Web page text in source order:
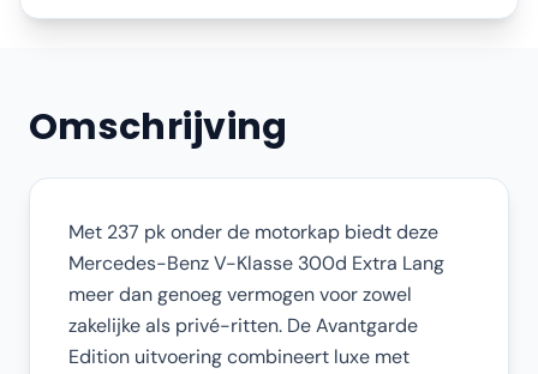
Omschrijving
Met 237 pk onder de motorkap biedt deze
Mercedes-Benz V-Klasse 300d Extra Lang
meer dan genoeg vermogen voor zowel
zakelijke als privé-ritten. De Avantgarde
Edition uitvoering combineert luxe met